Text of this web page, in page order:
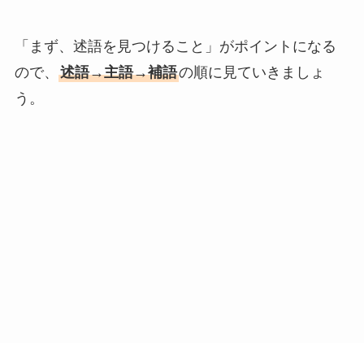
「まず、述語を見つけること」がポイントになる
ので、 述語→主語→補語の順に見ていきましょ
う。